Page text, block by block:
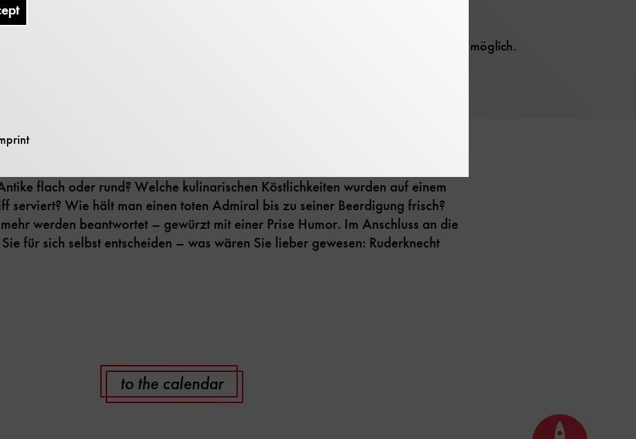
Teilnahme jederzeit möglich.
flach oder rund? Welche kulinarischen Köstlichkeiten wurden auf einem
serviert? Wie hält man einen toten Admiral bis zu seiner Beerdigung frisch?
werden beantwortet – gewürzt mit einer Prise Humor. Im Anschluss an die
für sich selbst entscheiden – was wären Sie lieber gewesen: Ruderknecht
to the calendar